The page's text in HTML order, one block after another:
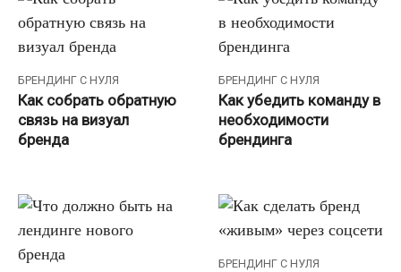
БРЕНДИНГ С НУЛЯ
Как собрать обратную
связь на визуал
бренда
БРЕНДИНГ С НУЛЯ
Как убедить команду в
необходимости
брендинга
БРЕНДИНГ С НУЛЯ